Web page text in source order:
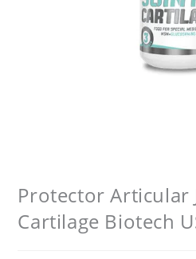
Protector Articular
Cartilage Biotech